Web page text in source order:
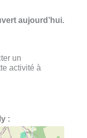
aujourd’hui.
un
activité à
: